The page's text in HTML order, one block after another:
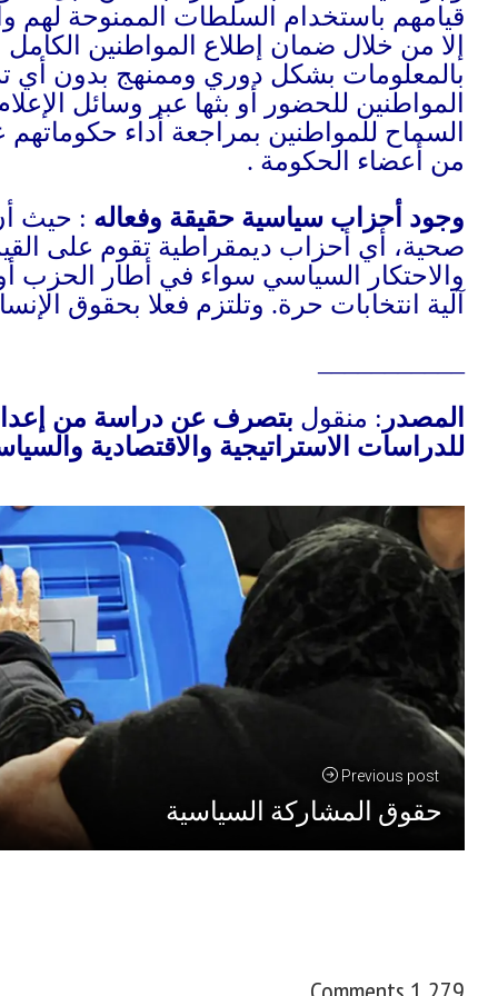
العملية أن تتم
تزويدهم
أمام
يتطلب الأمر
للوزراء
أحزاب سياسية
على تحريم العنف
في ظل توفير
بالتعددية.
العربي